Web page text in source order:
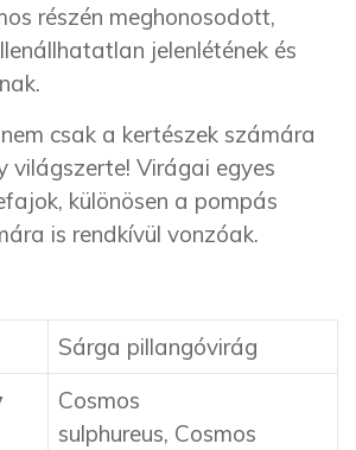
részén meghonosodott,
jelenlétének és
csak a kertészek számára
világszerte! Virágai egyes
különösen a pompás
is rendkívül vonzóak.
Sárga pillangóvirág
Cosmos
sulphureus, Cosmos